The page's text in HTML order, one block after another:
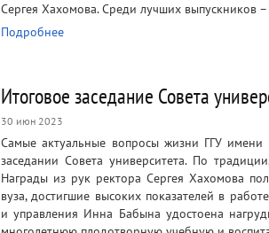
Сергея Хахомова. Среди лучших выпускников
Подробнее
Итоговое заседание Совета
30 июн 2023
Самые актуальные вопросы жизни ГГУ
заседании Совета университета. По
Награды из рук ректора Сергея Хахомова
вуза, достигшие высоких показателей в
и управления Инна Бабына удостоена